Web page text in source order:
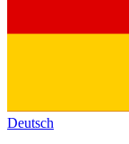
Deutsch